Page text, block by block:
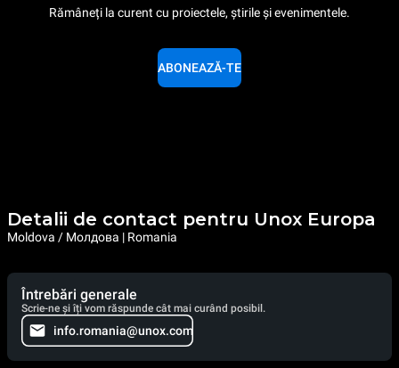
Rămâneți la curent cu proiectele, știrile și evenimentele.
ABONEAZĂ-TE
Detalii de contact pentru Unox Europa
Moldova / Молдова | Romania
Întrebări generale
Scrie-ne și îți vom răspunde cât mai curând posibil.
info.romania@unox.com